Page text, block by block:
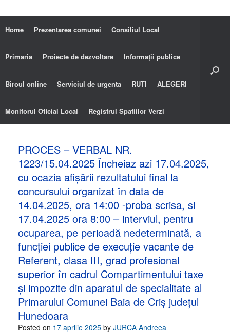
Home Prezentarea comunei Consiliul Local
Primaria Proiecte de dezvoltare Informații publice
Biroul online Serviciul de urgenta RUTI ALEGERI
Monitorul Oficial Local Registrul Spatiilor Verzi
PROCES – VERBAL NR.
1223/15.04.2025 Încheiaz azi 17.04.2025,
cu ocazia afişării rezultatului final la
concursului organizat în data de
14.04.2025, ora 14:00 -proba scrisa, si
17.04.2025 ora 8:00 – interviul, pentru
ocuparea, pe perioadă nedeterminată, a
funcției publice de execuție vacante de
Referent, clasa III, grad profesional
superior în cadrul Compartimentului taxe
și impozite din aparatul de specialitate al
Primarului Comunei Baia de Criș judeţul
Hunedoara
Posted on 17 aprilie 2025 by JURCA Andreea